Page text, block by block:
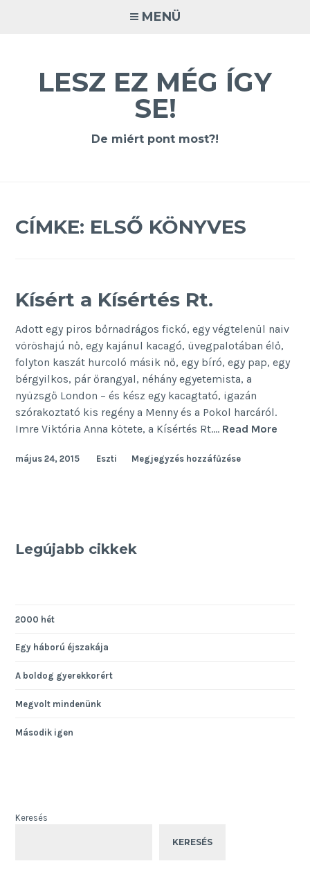
MENÜ
LESZ EZ MÉG ÍGY
SE!
De miért pont most?!
CÍMKE: ELSŐ KÖNYVES
Kísért a Kísértés Rt.
Adott egy piros bőrnadrágos fickó, egy végtelenül naiv
vöröshajú nő, egy kajánul kacagó, üvegpalotában élő,
folyton kaszát hurcoló másik nő, egy bíró, egy pap, egy
bérgyilkos, pár őrangyal, néhány egyetemista, a
nyüzsgő London – és kész egy kacagtató, igazán
szórakoztató kis regény a Menny és a Pokol harcáról.
Imre Viktória Anna kötete, a Kísértés Rt.… Read More
május 24, 2015 Eszti Megjegyzés hozzáfűzése
Legújabb cikkek
2000 hét
Egy háború éjszakája
A boldog gyerekkorért
Megvolt mindenünk
Második igen
Keresés
KERESÉS